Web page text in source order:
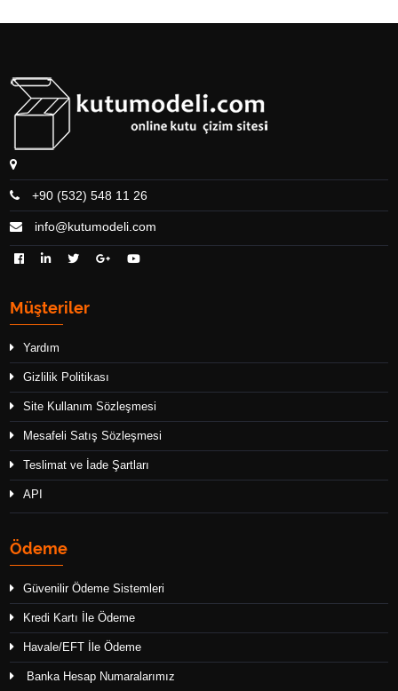
+90 (532) 548 11 26
info@kutumodeli.com
Müşteriler
Yardım
Gizlilik Politikası
Site Kullanım Sözleşmesi
Mesafeli Satış Sözleşmesi
Teslimat ve İade Şartları
API
Ödeme
Güvenilir Ödeme Sistemleri
Kredi Kartı İle Ödeme
Havale/EFT İle Ödeme
Banka Hesap Numaralarımız